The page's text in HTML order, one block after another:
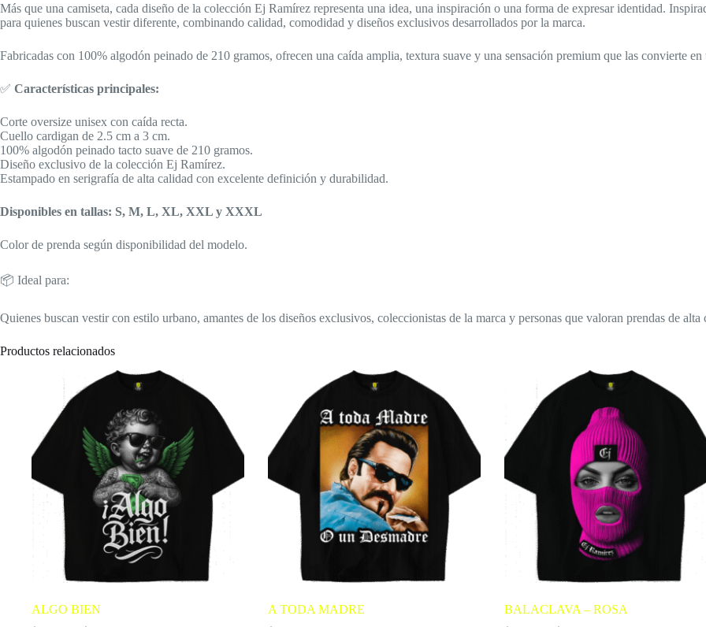
Más que una camiseta, cada diseño de la colección Ej Ramírez representa una idea, una inspiración o una forma de expresar identidad.
para quienes buscan vestir diferente, combinando calidad, comodidad y diseños exclusivos desarrollados por la marca.
Fabricadas con 100% algodón peinado de 210 gramos, ofrecen una caída amplia, textura suave y una sensación premium que las convierte
✅ Características principales:
Corte oversize unisex con caída recta.
Cuello cardigan de 2.5 cm a 3 cm.
100% algodón peinado tacto suave de 210 gramos.
Diseño exclusivo de la colección Ej Ramírez.
Estampado en serigrafía de alta calidad con excelente definición y durabilidad.
Disponibles en tallas: S, M, L, XL, XXL y XXXL
Color de prenda según disponibilidad del modelo.
📦 Ideal para:
Quienes buscan vestir con estilo urbano, amantes de los diseños exclusivos, coleccionistas de la marca y personas que valoran prendas de
Productos relacionados
ALGO BIEN
A TODA MADRE
BALACLAVA – ROSA